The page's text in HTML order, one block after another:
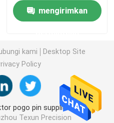
mengirimkan
kami
Desktop Site
Policy
pogo pin supplier.
Texun Precision